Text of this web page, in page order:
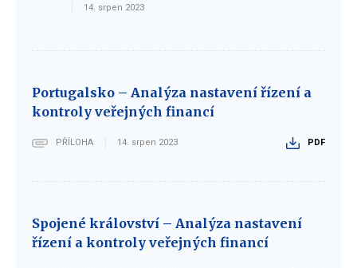
14. srpen 2023
Portugalsko – Analýza nastavení řízení a
kontroly veřejných financí
PŘÍLOHA 14. srpen 2023 PDF
Spojené království – Analýza nastavení
řízení a kontroly veřejných financí